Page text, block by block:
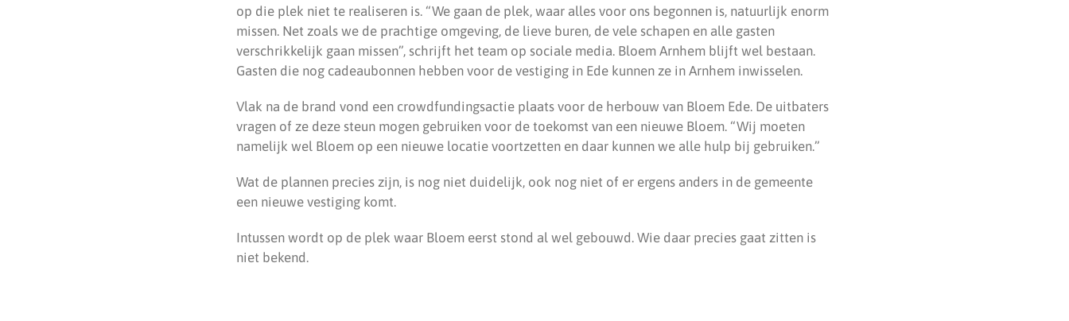
op die plek niet te realiseren is. “We gaan de plek, waar alles voor ons begonnen is, natuurlijk enorm
missen. Net zoals we de prachtige omgeving, de lieve buren, de vele schapen en alle gasten
verschrikkelijk gaan missen”, schrijft het team op sociale media. Bloem Arnhem blijft wel bestaan.
Gasten die nog cadeaubonnen hebben voor de vestiging in Ede kunnen ze in Arnhem inwisselen.
Vlak na de brand vond een crowdfundingsactie plaats voor de herbouw van Bloem Ede. De uitbaters
vragen of ze deze steun mogen gebruiken voor de toekomst van een nieuwe Bloem. “Wij moeten
namelijk wel Bloem op een nieuwe locatie voortzetten en daar kunnen we alle hulp bij gebruiken.”
Wat de plannen precies zijn, is nog niet duidelijk, ook nog niet of er ergens anders in de gemeente
een nieuwe vestiging komt.
Intussen wordt op de plek waar Bloem eerst stond al wel gebouwd. Wie daar precies gaat zitten is
niet bekend.